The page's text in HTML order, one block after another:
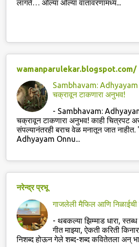
लागते… ओल्या ओल्या वातावरणामध्य...
wamanparulekar.blogspot.com/
Sambhavam:
चक्रावून टाकणारा अनुभव!
- Sambhavam:
चक्रावून टाकणारा अनुभव! काही चित्रपट
संपल्यानंतरही बराच वेळ मनातून जात
Adhyayam Onnu...
नरेन्द्र प्रभू
गाजलेली मैफिल आणि निळाईची
- थबकल्या झिम्माड धारा, स्तब्ध
गीत माझ्या, ऐकती करिती
निशब्द होऊन गेले शब्द-शब्द कवितेतला अन्